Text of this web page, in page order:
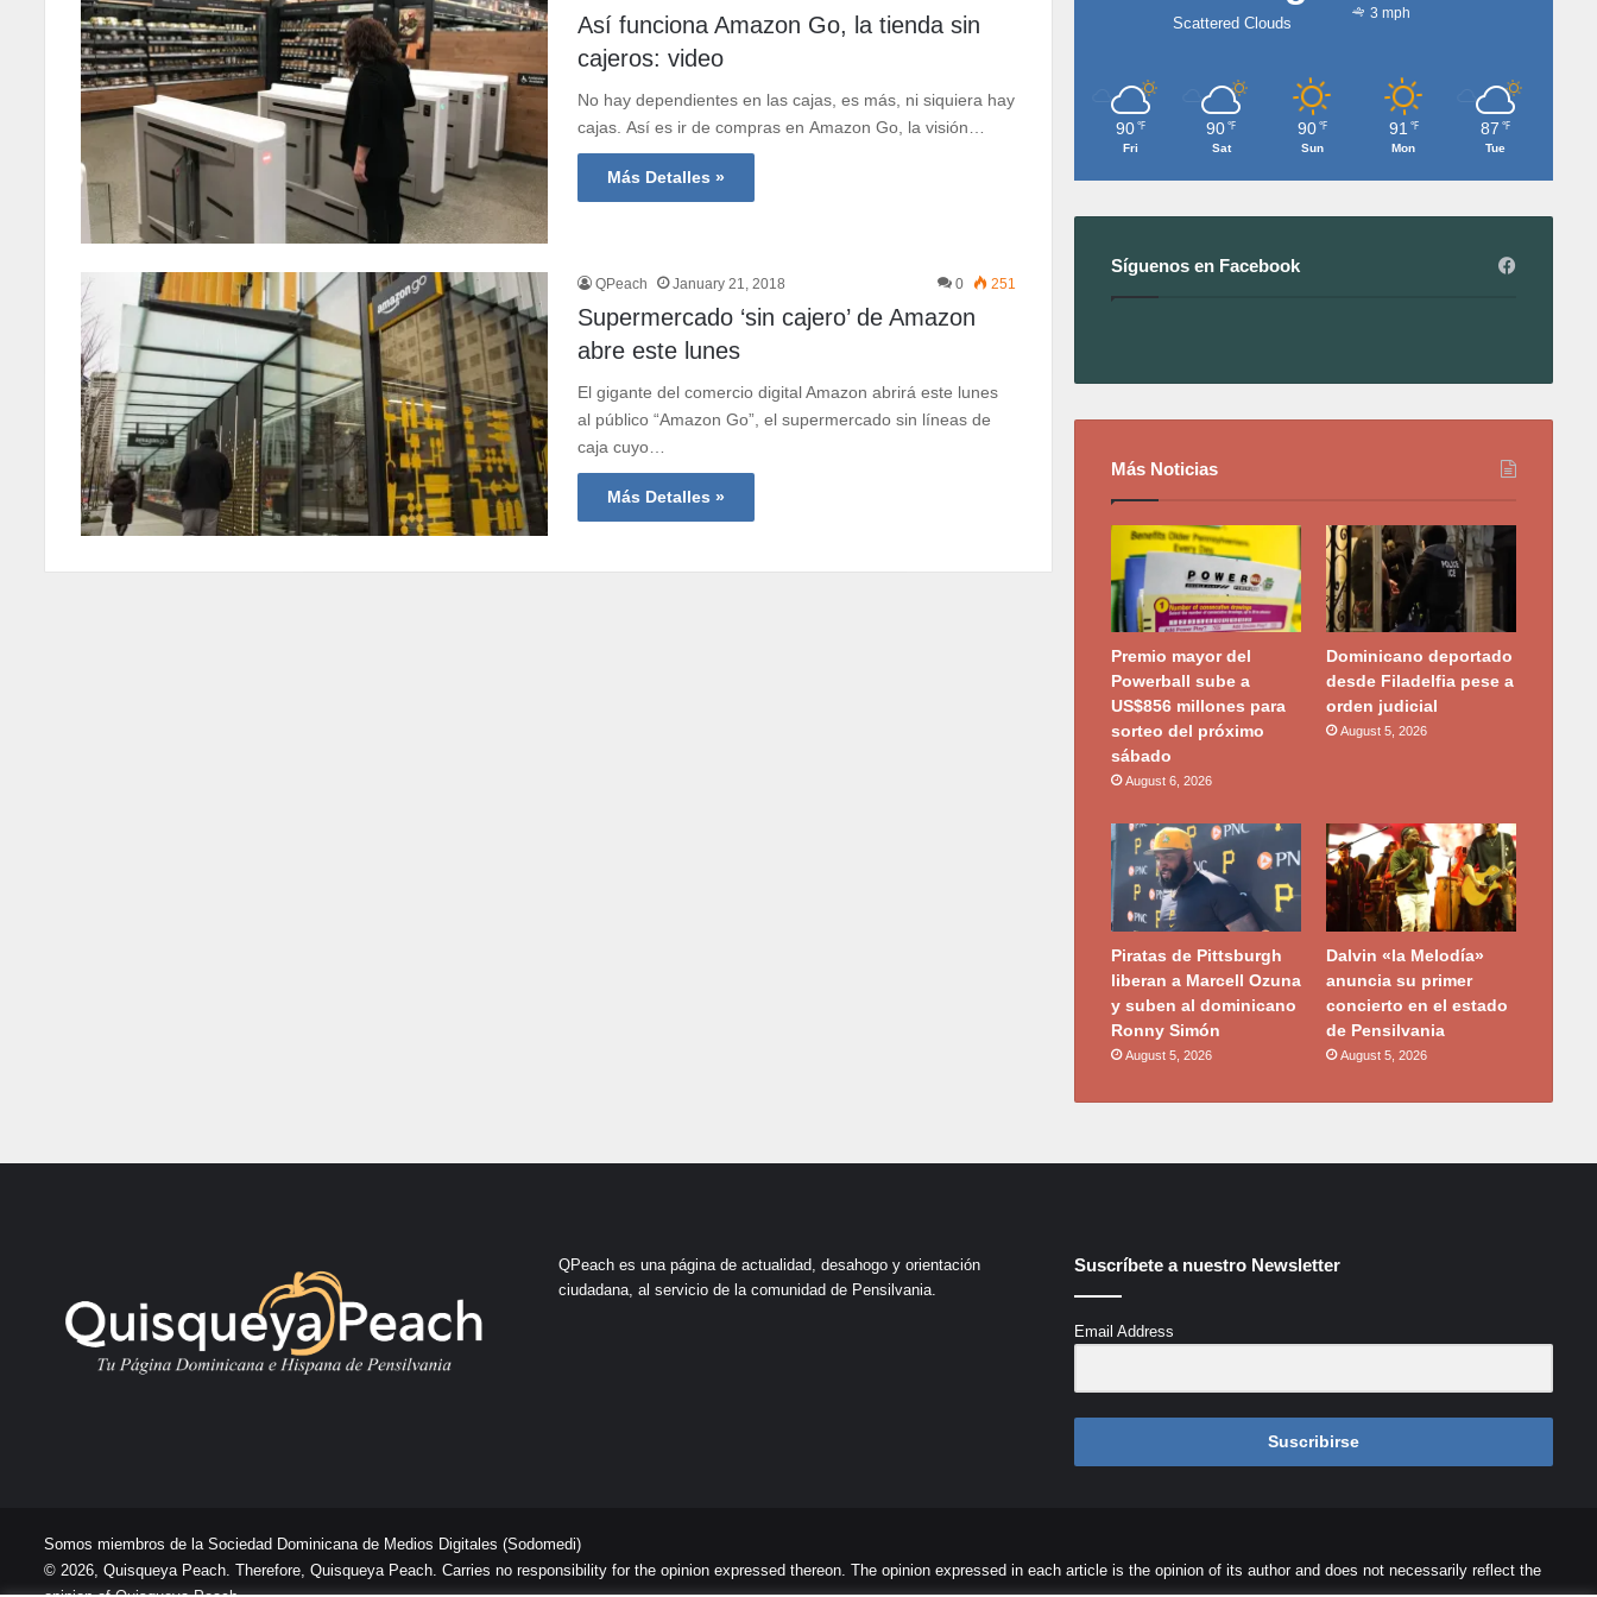
Así funciona Amazon Go, la tienda sin
cajeros: video
No hay dependientes en las cajas, es más, ni siquiera hay
cajas. Así es ir de compras en Amazon Go, la visión…
Más Detalles »
QPeach January 21, 2018 0 251
Supermercado ‘sin cajero’ de Amazon
abre este lunes
El gigante del comercio digital Amazon abrirá este lunes
al público “Amazon Go”, el supermercado sin líneas de
caja cuyo…
Más Detalles »
Scattered Clouds
3 mph
90 ℉
Fri
90 ℉
Sat
90 ℉
Sun
91 ℉
Mon
87 ℉
Tue
Síguenos en Facebook
Más Noticias
Premio mayor del
Powerball sube a
US$856 millones para
sorteo del próximo
sábado
August 6, 2026
Dominicano deportado
desde Filadelfia pese a
orden judicial
August 5, 2026
Piratas de Pittsburgh
liberan a Marcell Ozuna
y suben al dominicano
Ronny Simón
August 5, 2026
Dalvin «la Melodía»
anuncia su primer
concierto en el estado
de Pensilvania
August 5, 2026
QPeach es una página de actualidad, desahogo y orientación
ciudadana, al servicio de la comunidad de Pensilvania.
Suscríbete a nuestro Newsletter
Email Address
Suscribirse
Somos miembros de la Sociedad Dominicana de Medios Digitales (Sodomedi)
© 2026, Quisqueya Peach. Therefore, Quisqueya Peach. Carries no responsibility for the opinion expressed thereon. The opinion expressed in each article is the opinion of its author and does not necessarily reflect the